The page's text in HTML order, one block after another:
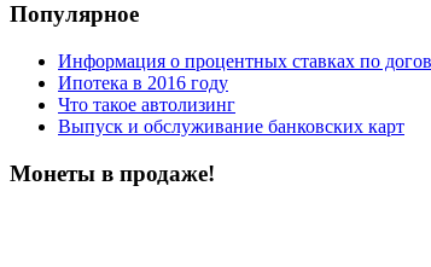
Популярное
Информация о процентных ставках по
Ипотека в 2016 году
Что такое автолизинг
Выпуск и обслуживание банковских карт
Монеты в продаже!